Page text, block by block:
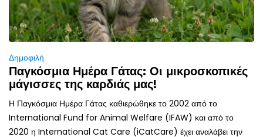
Δημοφιλή
Παγκόσμια Ημέρα Γάτας: Οι μικροσκοπικές
μάγισσες της καρδιάς μας!
Η Παγκόσμια Ημέρα Γάτας καθιερώθηκε το 2002 από το
International Fund for Animal Welfare (IFAW) και από το
2020 η International Cat Care (iCatCare) έχει αναλάβει την